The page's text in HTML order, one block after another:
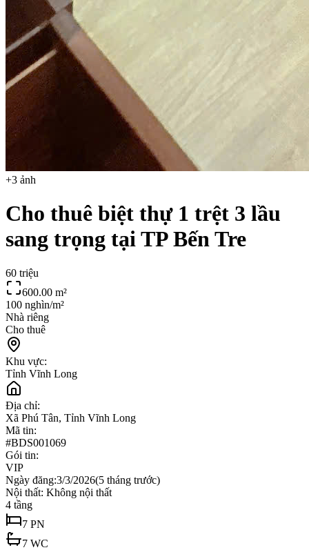
+3 ảnh
Cho thuê biệt thự 1 trệt 3 lầu
sang trọng tại TP Bến Tre
60 triệu
600.00 m²
100 nghìn/m²
Nhà riêng
Cho thuê
Khu vực:
Tỉnh Vĩnh Long
Địa chỉ:
Xã Phú Tân, Tỉnh Vĩnh Long
Mã tin:
#BDS001069
Gói tin:
VIP
Ngày đăng:3/3/2026(5 tháng trước)
Nội thất: Không nội thất
4 tầng
7 PN
7 WC